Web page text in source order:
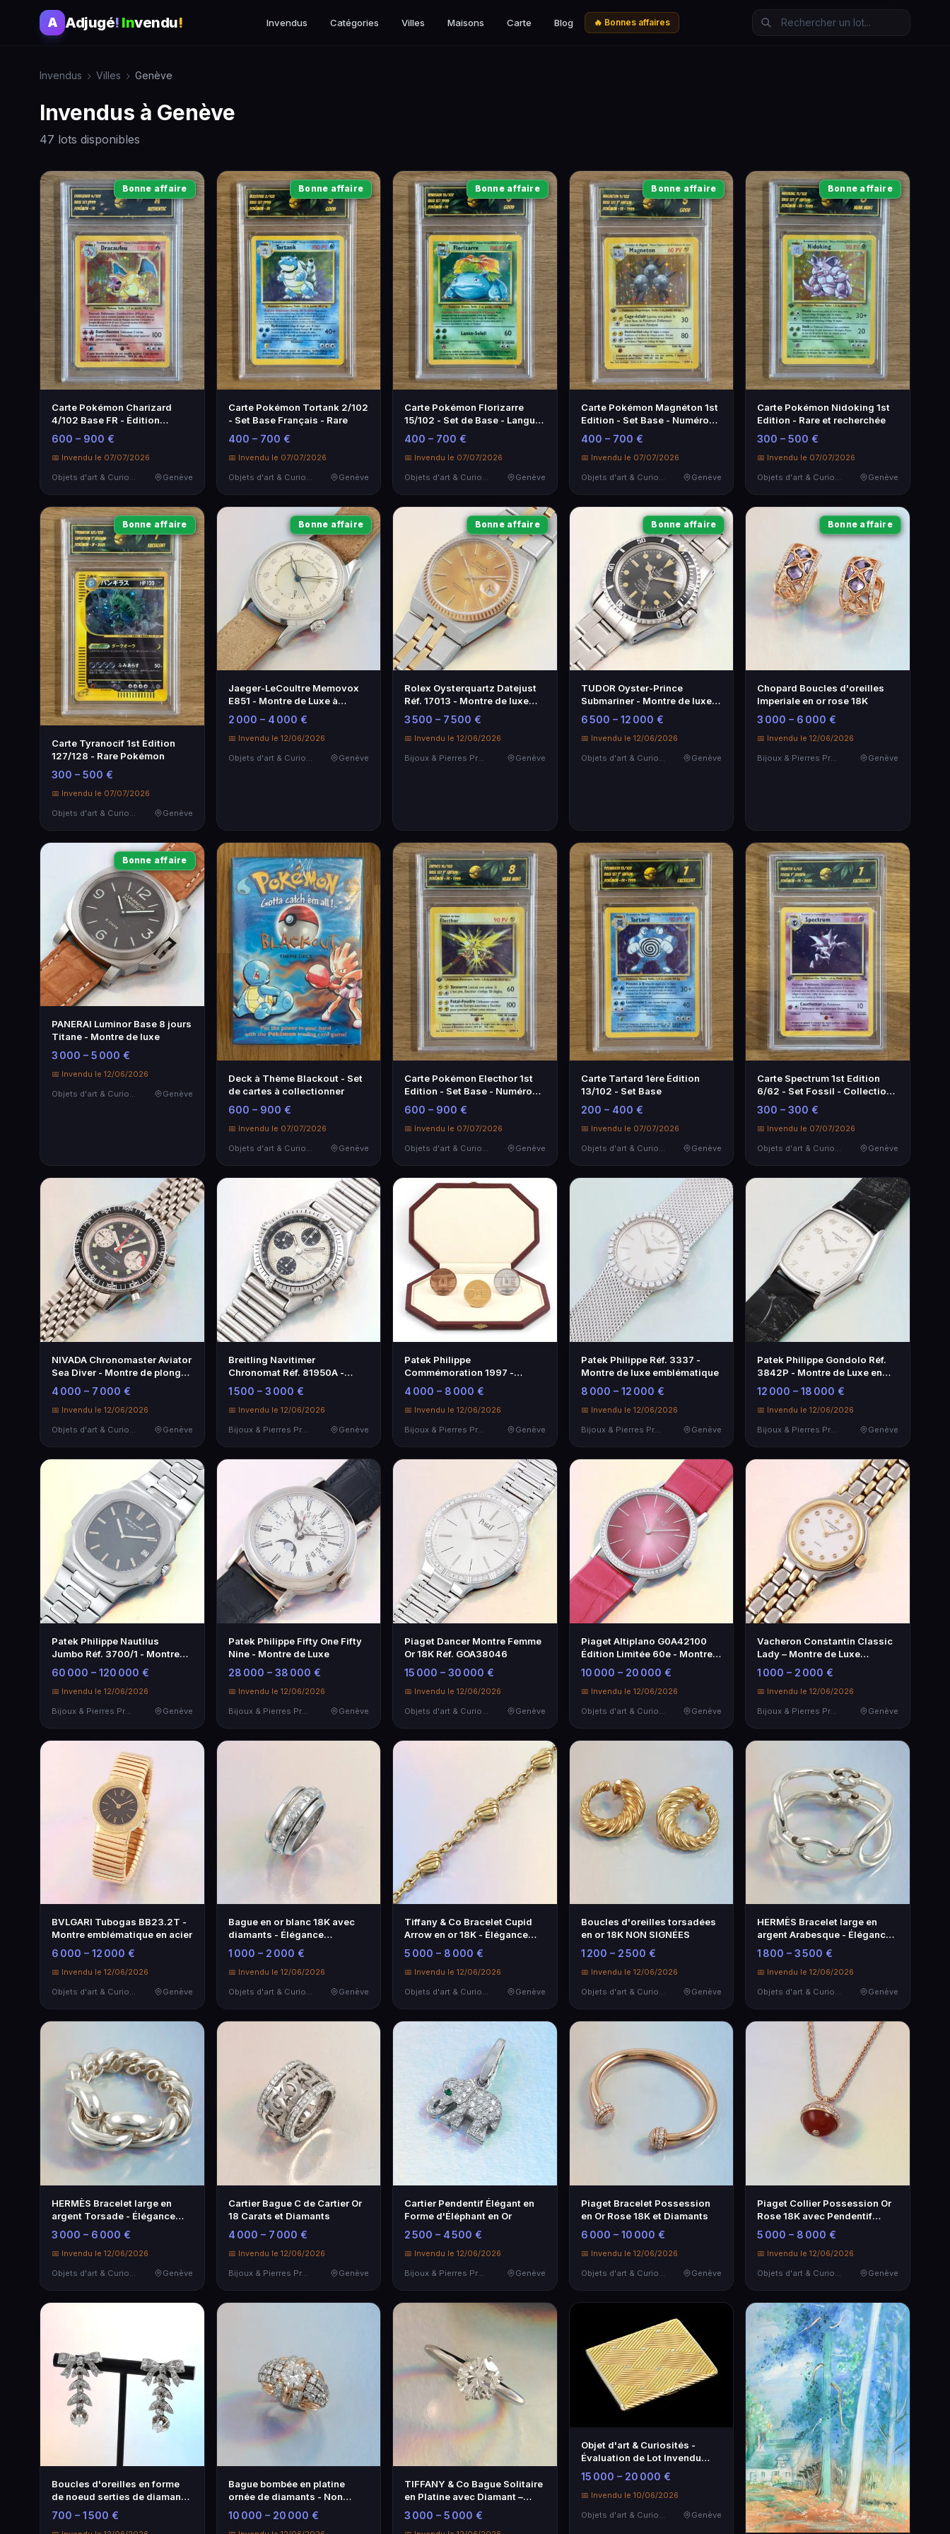
A Adjugé! Invendu! Invendus Catégories Villes Maisons Carte Blog 🔥 Bonnes affaires
Invendus Villes Genève
Invendus à Genève
47 lots disponibles
Bonne affaire
Carte Pokémon Charizard
4/102 Base FR - Édition
Collector
600 – 900 €
📅 Invendu le 07/07/2026
Genève
Bonne affaire
Carte Pokémon Tortank 2/102
- Set Base Français - Rare
400 – 700 €
📅 Invendu le 07/07/2026
Genève
Bonne affaire
Carte Pokémon Florizarre
15/102 - Set de Base - Langue
Française
400 – 700 €
📅 Invendu le 07/07/2026
Genève
Bonne affaire
Carte Pokémon Magnéton 1st
Edition - Set Base - Numéro
9/102
400 – 700 €
📅 Invendu le 07/07/2026
Genève
Bonne affaire
Carte Pokémon Nidoking 1st
Edition - Rare et recherchée
300 – 500 €
📅 Invendu le 07/07/2026
Genève
Bonne affaire
Carte Tyranocif 1st Edition
127/128 - Rare Pokémon
300 – 500 €
📅 Invendu le 07/07/2026
Genève
Bonne affaire
Jaeger-LeCoultre Memovox
E851 - Montre de Luxe à
Sonnerie
2 000 – 4 000 €
📅 Invendu le 12/06/2026
Objets d'art & Curiosités
Genève
Bonne affaire
Rolex Oysterquartz Datejust
Réf. 17013 - Montre de luxe
intemporelle
3 500 – 7 500 €
📅 Invendu le 12/06/2026
Bijoux & Pierres Précieuses
Genève
Bonne affaire
TUDOR Oyster-Prince
Submariner - Montre de luxe
vintage
6 500 – 12 000 €
📅 Invendu le 12/06/2026
Objets d'art & Curiosités
Genève
Bonne affaire
Chopard Boucles d'oreilles
Imperiale en or rose 18K
3 000 – 6 000 €
📅 Invendu le 12/06/2026
Bijoux & Pierres Précieuses
Genève
Bonne affaire
PANERAI Luminor Base 8 jours
Titane - Montre de luxe
3 000 – 5 000 €
📅 Invendu le 12/06/2026
Objets d'art & Curiosités
Genève
Deck à Thème Blackout - Set
de cartes à collectionner
600 – 900 €
📅 Invendu le 07/07/2026
Objets d'art & Curiosités
Genève
Carte Pokémon Electhor 1st
Edition - Set Base - Numéro
16/102
600 – 900 €
📅 Invendu le 07/07/2026
Objets d'art & Curiosités
Genève
Carte Tartard 1ère Édition
13/102 - Set Base
200 – 400 €
📅 Invendu le 07/07/2026
Objets d'art & Curiosités
Genève
Carte Spectrum 1st Edition
6/62 - Set Fossil - Collection
Rare
300 – 300 €
📅 Invendu le 07/07/2026
Objets d'art & Curiosités
Genève
NIVADA Chronomaster Aviator
Sea Diver - Montre de plongée
emblématique
4 000 – 7 000 €
📅 Invendu le 12/06/2026
Objets d'art & Curiosités
Genève
Breitling Navitimer
Chronomat Réf. 81950A -
Montre Chronographe de Luxe
1 500 – 3 000 €
📅 Invendu le 12/06/2026
Bijoux & Pierres Précieuses
Genève
Patek Philippe
Commémoration 1997 -
Médailles de Collection
4 000 – 8 000 €
📅 Invendu le 12/06/2026
Bijoux & Pierres Précieuses
Genève
Patek Philippe Réf. 3337 -
Montre de luxe emblématique
8 000 – 12 000 €
📅 Invendu le 12/06/2026
Bijoux & Pierres Précieuses
Genève
Patek Philippe Gondolo Réf.
3842P - Montre de Luxe en
Platine
12 000 – 18 000 €
📅 Invendu le 12/06/2026
Bijoux & Pierres Précieuses
Genève
Patek Philippe Nautilus
Jumbo Réf. 3700/1 - Montre
de Luxe Iconique
60 000 – 120 000 €
📅 Invendu le 12/06/2026
Genève
Patek Philippe Fifty One Fifty
Nine - Montre de Luxe
28 000 – 38 000 €
📅 Invendu le 12/06/2026
Bijoux & Pierres Précieuses
Genève
Piaget Dancer Montre Femme
Or 18K Réf. GOA38046
15 000 – 30 000 €
📅 Invendu le 12/06/2026
Genève
Piaget Altiplano G0A42100
Édition Limitée 60e - Montre
de Luxe
10 000 – 20 000 €
📅 Invendu le 12/06/2026
Genève
Vacheron Constantin Classic
Lady – Montre de Luxe
Élégante
1 000 – 2 000 €
📅 Invendu le 12/06/2026
Genève
BVLGARI Tubogas BB23.2T -
Montre emblématique en acier
6 000 – 12 000 €
📅 Invendu le 12/06/2026
Objets d'art & Curiosités
Genève
Bague en or blanc 18K avec
diamants - Élégance
intemporelle
1 000 – 2 000 €
📅 Invendu le 12/06/2026
Objets d'art & Curiosités
Genève
Tiffany & Co Bracelet Cupid
Arrow en or 18K - Élégance
intemporelle
5 000 – 8 000 €
📅 Invendu le 12/06/2026
Objets d'art & Curiosités
Genève
Boucles d'oreilles torsadées
en or 18K NON SIGNÉES
1 200 – 2 500 €
📅 Invendu le 12/06/2026
Objets d'art & Curiosités
Genève
HERMÈS Bracelet large en
argent Arabesque - Élégance
intemporelle
1 800 – 3 500 €
📅 Invendu le 12/06/2026
Objets d'art & Curiosités
Genève
HERMÈS Bracelet large en
argent Torsade - Élégance
intemporelle
3 000 – 6 000 €
📅 Invendu le 12/06/2026
Genève
Cartier Bague C de Cartier Or
18 Carats et Diamants
4 000 – 7 000 €
📅 Invendu le 12/06/2026
Bijoux & Pierres Précieuses
Genève
Cartier Pendentif Élégant en
Forme d'Éléphant en Or
2 500 – 4 500 €
📅 Invendu le 12/06/2026
Genève
Piaget Bracelet Possession
en Or Rose 18K et Diamants
6 000 – 10 000 €
📅 Invendu le 12/06/2026
Genève
Piaget Collier Possession Or
Rose 18K avec Pendentif
Élégant
5 000 – 8 000 €
📅 Invendu le 12/06/2026
Genève
Boucles d'oreilles en forme
de noeud serties de diamants
NON SIGNÉ
700 – 1 500 €
Bague bombée en platine
ornée de diamants - Non
signée
10 000 – 20 000 €
TIFFANY & Co Bague Solitaire
en Platine avec Diamant –
Élégance Intemporelle
3 000 – 5 000 €
Objet d'art & Curiosités -
Évaluation de Lot Invendu
Piguet Genève
15 000 – 20 000 €
📅 Invendu le 10/06/2026
Genève